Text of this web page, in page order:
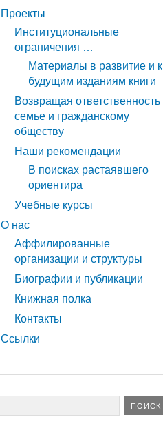
Проекты
Институциональные
ограничения …
Материалы в развитие и к
будущим изданиям книги
Возвращая ответственность
семье и гражданскому
обществу
Наши рекомендации
В поисках растаявшего
ориентира
Учебные курсы
О нас
Аффилированные
организации и структуры
Биографии и публикации
Книжная полка
Контакты
Ссылки